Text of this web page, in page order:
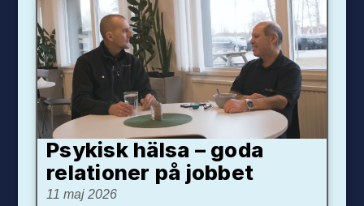
Psykisk hälsa – goda
relationer på jobbet
11 maj 2026